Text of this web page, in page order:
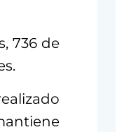
736 de